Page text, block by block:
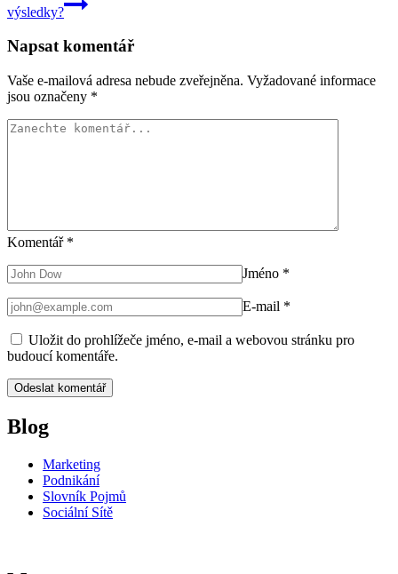
výsledky?
Napsat komentář
Vaše e-mailová adresa nebude zveřejněna. Vyžadované informace
jsou označeny *
Komentář *
Jméno *
E-mail *
Uložit do prohlížeče jméno, e-mail a webovou stránku pro
budoucí komentáře.
Blog
Marketing
Podnikání
Slovník Pojmů
Sociální Sítě